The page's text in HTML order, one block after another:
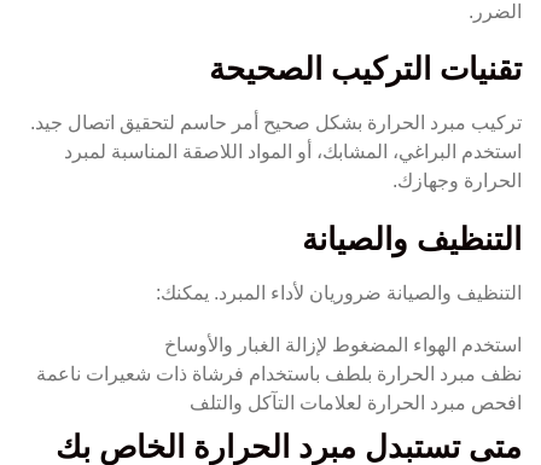
الضرر.
تقنيات التركيب الصحيحة
تركيب مبرد الحرارة بشكل صحيح أمر حاسم لتحقيق اتصال جيد.
استخدم البراغي، المشابك، أو المواد اللاصقة المناسبة لمبرد
الحرارة وجهازك.
التنظيف والصيانة
التنظيف والصيانة ضروريان لأداء المبرد. يمكنك:
استخدم الهواء المضغوط لإزالة الغبار والأوساخ
نظف مبرد الحرارة بلطف باستخدام فرشاة ذات شعيرات ناعمة
افحص مبرد الحرارة لعلامات التآكل والتلف
متى تستبدل مبرد الحرارة الخاص بك